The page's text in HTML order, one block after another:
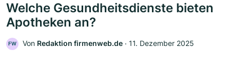
Welche Gesundheitsdienste bieten
Apotheken an?
FW Von Redaktion firmenweb.de ‧ 11. Dezember 2025